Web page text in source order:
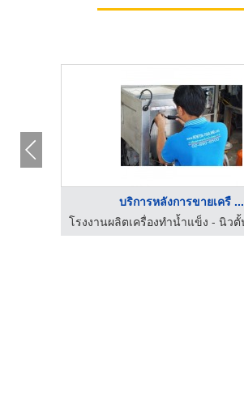
บริการหลังการขายเครื ...